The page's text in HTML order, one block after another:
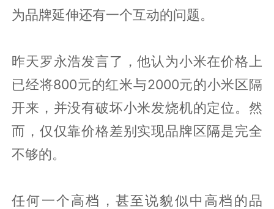
为品牌延伸还有一个互动的问题。
昨天罗永浩发言了，他认为小米在价格上
已经将800元的红米与2000元的小米区隔
开来，并没有破坏小米发烧机的定位。然
而，仅仅靠价格差别实现品牌区隔是完全
不够的。
任何一个高档，甚至说貌似中高档的品